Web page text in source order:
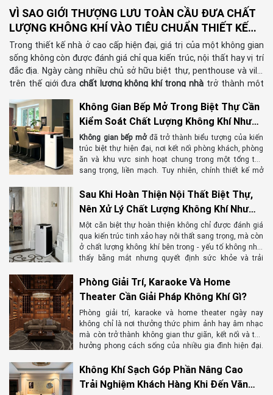
VÌ SAO GIỚI THƯỢNG LƯU TOÀN CẦU ĐƯA CHẤT
LƯỢNG KHÔNG KHÍ VÀO TIÊU CHUẨN THIẾT KẾ
NHÀ Ở?
Trong thiết kế nhà ở cao cấp hiện đại, giá trị của một không gian
sống không còn được đánh giá chỉ qua kiến trúc, nội thất hay vị trí
đắc địa. Ngày càng nhiều chủ sở hữu biệt thự, penthouse và villa
trên thế giới đưa chất lượng không khí trong nhà trở thành một
sức khỏe, chất lượng giấc ngủ và trải nghiệm sống lâu dài. Xu
hướng này phản ánh sự chuyển dịch từ việc sở hữu một ngôi nhà
đẹp sang kiến tạo một môi trường sống khỏe mạnh, bền vững và
đạt chuẩn wellness. Vậy vì sao không khí sạch lại được xem là "tiện
nghi xa xỉ" mới trong những công trình đẳng cấp trên toàn cầu?
Hãy cùng tìm hiểu trong bài viết dưới đây.
Không Gian Bếp Mở Trong Biệt Thự Cần
Kiểm Soát Chất Lượng Không Khí Như
Thế Nào?
Không gian bếp mởđã trở thành biểu tượng của kiến
trúc biệt thự hiện đại, nơi kết nối phòng khách, phòng
ăn và khu vực sinh hoạt chung trong một tổng thể
sang trọng, liền mạch. Tuy nhiên, chính thiết kế mở
phẩm và các hợp chất hữu cơ bay hơi (VOCs) dễ dàng
lan tỏa khắp ngôi nhà nếu không được kiểm soát đúng
cách. Máy hút mùi chỉ giải quyết một phần vấn đề,
trong khi chất lượng không khí tổng thể mới là yếu tố
quyết định sự thoải mái, sức khỏe và giá trị của không
gian sống. Vậy làm thế nào để duy trì bầu không khí
luôn trong lành cho bếp mở trong biệt thự? Hãy cùng
kiểm soát không khí toàn diện trong bài viết dưới đây.
Sau Khi Hoàn Thiện Nội Thất Biệt Thự,
Nên Xử Lý Chất Lượng Không Khí Như
Thế Nào?
Một căn biệt thự hoàn thiện không chỉ được đánh giá
qua kiến trúc tinh xảo hay nội thất sang trọng, mà còn
ở chất lượng không khí bên trong - yếu tố không nhìn
thấy bằng mắt nhưng quyết định sức khỏe và trải
thi công và lắp đặt nội thất, không gian thường tồn tại
bụi mịn, hợp chất hữu cơ dễ bay hơi (VOC),
formaldehyde và mùi từ vật liệu mới mà mắt thường
không thể nhận biết. Nếu không được xử lý đúng cách,
những tác nhân này có thể ảnh hưởng đến sức khỏe
trong thời gian dài. Vậy sau khi hoàn thiện nội thất biệt
thự, cần làm gì để kiến tạo một không gian sống thực
Phòng Giải Trí, Karaoke Và Home
Theater Cần Giải Pháp Không Khí Gì?
Phòng giải trí, karaoke và home theater ngày nay
không chỉ là nơi thưởng thức phim ảnh hay âm nhạc
mà còn trở thành không gian thư giãn, kết nối và tận
hưởng phong cách sống của nhiều gia đình hiện đại.
nội thất cao cấp, chất lượng không khí cũng là yếu tố
quan trọng quyết định sự thoải mái, sức khỏe và trải
nghiệm của người sử dụng nhưng lại thường bị bỏ
Không Khí Sạch Góp Phần Nâng Cao
Trải Nghiệm Khách Hàng Khi Đến Văn